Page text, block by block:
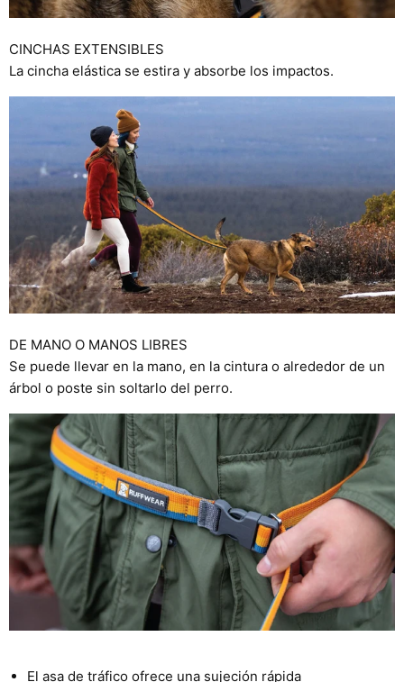
CINCHAS EXTENSIBLES
La cincha elástica se estira y absorbe los impactos.
DE MANO O MANOS LIBRES
Se puede llevar en la mano, en la cintura o alrededor de un
árbol o poste sin soltarlo del perro.
El asa de tráfico ofrece una sujeción rápida